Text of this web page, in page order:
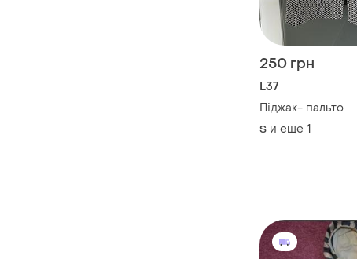
250 грн
L37
Піджак- пальто
S и еще 1